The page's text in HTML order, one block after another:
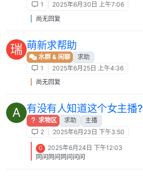
1
2025年6月30日 上午7:06
尚无回复
瑞 萌新求帮助
水群 & 闲聊
求助
1
2025年6月25日 上午4:36
尚无回复
A 有没有人知道这个女主播?
求物区 求助
主播
2
2025年6月23日 下午3:50
G
2025年6月24日 下午12:03
同问同问同问问问